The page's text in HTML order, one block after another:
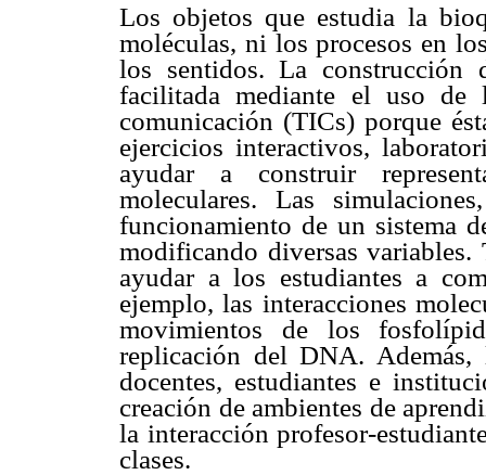
Los objetos que estudia la
moléculas, ni los procesos en
los sentidos. La construcción
facilitada mediante el uso
comunicación (TICs) porque
ejercicios interactivos,
ayudar a construir
moleculares. Las
funcionamiento de un sistema
modificando diversas variables.
ayudar a los estudiantes a
ejemplo, las interacciones
movimientos de los
replicación del DNA.
docentes, estudiantes e
creación de ambientes de
la interacción profesor-
clases.